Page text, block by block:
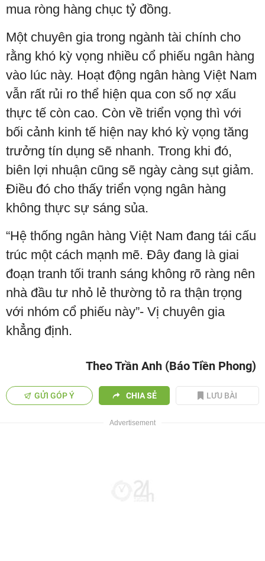
mua ròng hàng chục tỷ đồng.
Một chuyên gia trong ngành tài chính cho
rằng khó kỳ vọng nhiều cổ phiếu ngân hàng
vào lúc này. Hoạt động ngân hàng Việt Nam
vẫn rất rủi ro thể hiện qua con số nợ xấu
thực tế còn cao. Còn về triển vọng thì với
bối cảnh kinh tế hiện nay khó kỳ vọng tăng
trưởng tín dụng sẽ nhanh. Trong khi đó,
biên lợi nhuận cũng sẽ ngày càng sụt giảm.
Điều đó cho thấy triển vọng ngân hàng
không thực sự sáng sủa.
“Hệ thống ngân hàng Việt Nam đang tái cấu
trúc một cách mạnh mẽ. Đây đang là giai
đoạn tranh tối tranh sáng không rõ ràng nên
nhà đầu tư nhỏ lẻ thường tỏ ra thận trọng
với nhóm cổ phiếu này”- Vị chuyên gia
khẳng định.
Theo Trần Anh (Báo Tiền Phong)
GỬI GÓP Ý CHIA SẺ LƯU BÀI